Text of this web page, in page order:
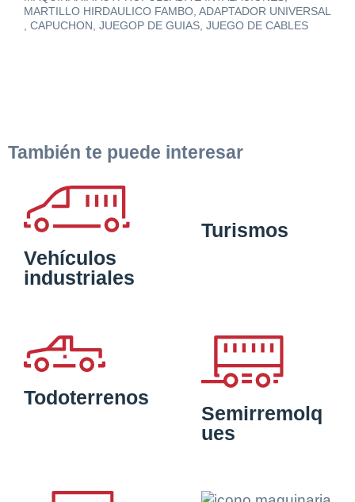
MARTILLO HIRDAULICO FAMBO, ADAPTADOR UNIVERSAL
, CAPUCHON, JUEGOP DE GUIAS, JUEGO DE CABLES
También te puede interesar
Vehículos
industriales
Turismos
Todoterrenos
Semirremolq
ues